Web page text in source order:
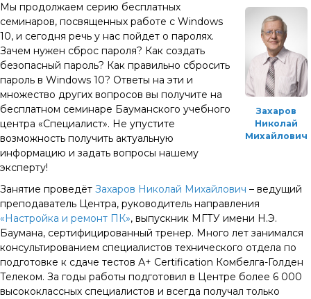
Захаров
Николай
Михайлович
Мы продолжаем серию бесплатных
семинаров, посвященных работе с Windows
10, и сегодня речь у нас пойдет о паролях.
Зачем нужен сброс пароля? Как создать
безопасный пароль? Как правильно сбросить
пароль в Windows 10? Ответы на эти и
множество других вопросов вы получите на
бесплатном семинаре Бауманского учебного
центра «Специалист». Не упустите
возможность получить актуальную
информацию и задать вопросы нашему
эксперту!
Занятие проведёт Захаров Николай Михайлович – ведущий
преподаватель Центра, руководитель направления
«Настройка и ремонт ПК», выпускник МГТУ имени Н.Э.
Баумана, сертифицированный тренер. Много лет занимался
консультированием специалистов технического отдела по
подготовке к сдаче тестов А+ Certification Комбелга-Голден
Телеком. За годы работы подготовил в Центре более 6 000
высококлассных специалистов и всегда получал только